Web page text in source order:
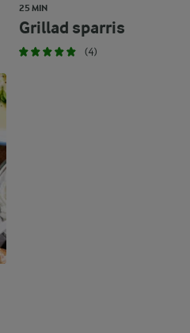
25 MIN
Grillad sparris
(4)